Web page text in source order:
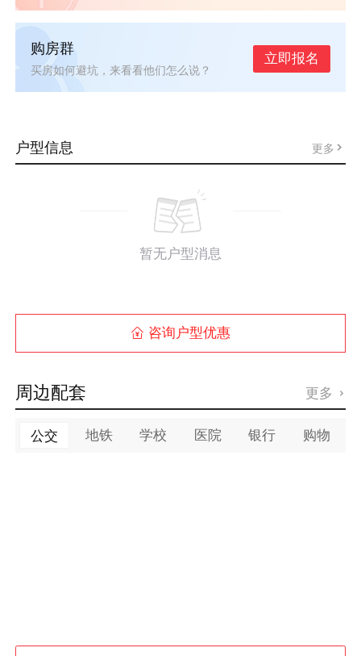
购房群
买房如何避坑，来看看他们怎么说？
立即报名
户型信息 更多
暂无户型消息
 咨询户型优惠
周边配套 更多 
公交 地铁 学校 医院 银行 购物